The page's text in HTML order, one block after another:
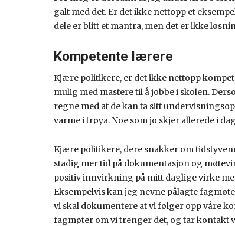
galt med det. Er det ikke nettopp et
dele er blitt et mantra, men det er ikke
Kompetente lærere
Kjære politikere, er det ikke nettopp
mulig med mastere til å jobbe i skolen.
regne med at de kan ta sitt
varme i trøya. Noe som jo skjer allerede i
Kjære politikere, dere snakker om
stadig mer tid på dokumentasjon og
positiv innvirkning på mitt daglige virke
Eksempelvis kan jeg nevne pålagte
vi skal dokumentere at vi følger opp våre
fagmøter om vi trenger det, og tar kontakt